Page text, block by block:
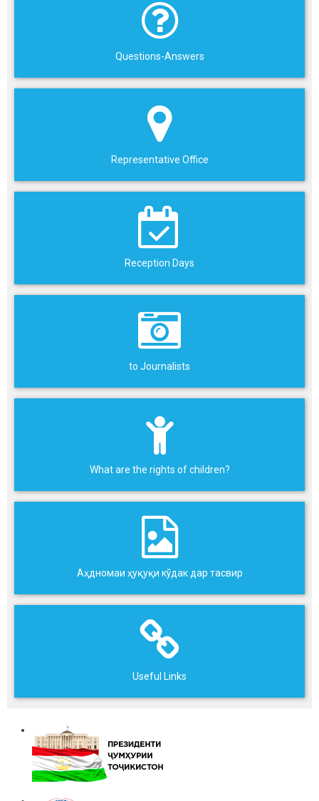
Questions-Answers
Representative Office
Reception Days
to Journalists
What are the rights of children?
Аҳдномаи ҳуқуқи кўдак дар тасвир
Useful Links